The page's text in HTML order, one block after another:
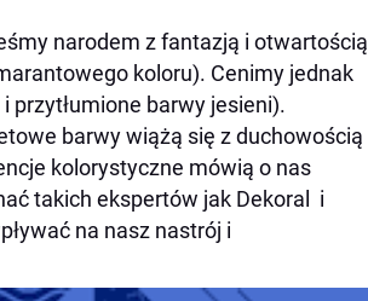
narodem z fantazją i otwartością
koloru). Cenimy jednak
przytłumione barwy jesieni).
barwy wiążą się z duchowością
kolorystyczne mówią o nas
takich ekspertów jak Dekoral i
na nasz nastrój i